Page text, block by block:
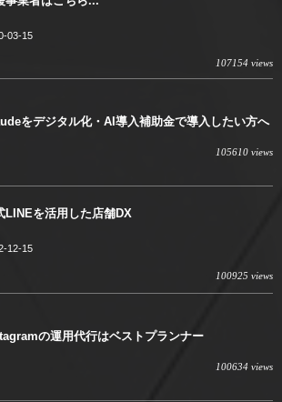
03-15
107154 views
をデジタル化・AI導入補助金で導入したい方へ
105610 views
LINEを活用した店舗DX
12-15
100925 views
の運用代行はベストプランナー
100634 views